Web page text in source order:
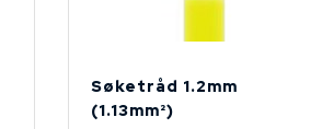
Søketråd 1.2mm
(1.13mm²)